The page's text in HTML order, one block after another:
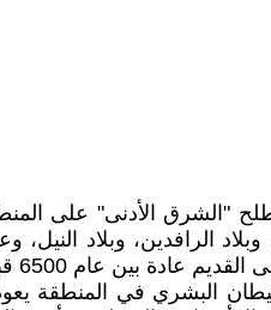
"الشرق الأدنى" على
، وبلاد الرافدين، وبلاد
قبل الميلاد والقرن السابع الميلادي .